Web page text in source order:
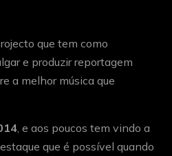
que tem como
e produzir reportagem
a melhor música que
, e aos poucos tem vindo a
que é possível quando